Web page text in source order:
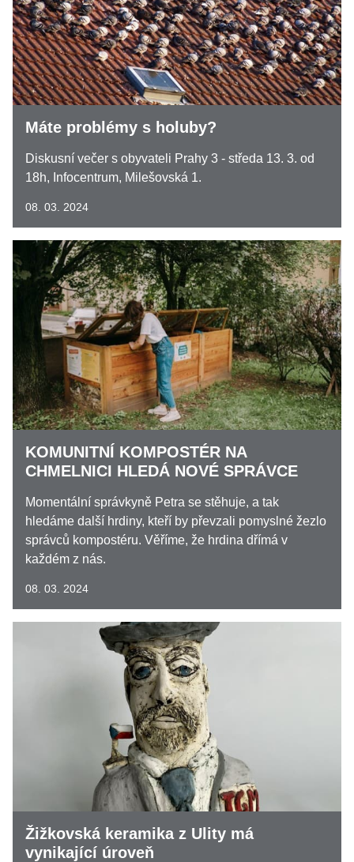
Máte problémy s holuby?
Diskusní večer s obyvateli Prahy 3 - středa 13. 3. od
18h, Infocentrum, Milešovská 1.
08. 03. 2024
KOMUNITNÍ KOMPOSTÉR NA
CHMELNICI HLEDÁ NOVÉ SPRÁVCE
Momentální správkyně Petra se stěhuje, a tak
hledáme další hrdiny, kteří by převzali pomyslné žezlo
správců kompostéru. Věříme, že hrdina dřímá v
každém z nás.
08. 03. 2024
Žižkovská keramika z Ulity má
vynikající úroveň